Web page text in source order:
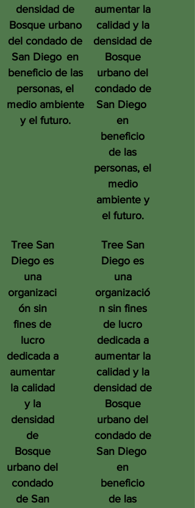
densidad de
Bosque urbano
del condado de
San Diego en
beneficio de las
personas, el
medio ambiente
y el futuro.
Tree San
Diego es
una
organizaci
ón sin
fines de
lucro
dedicada a
aumentar
la calidad
y la
densidad
de
Bosque
urbano del
condado
de San
aumentar la
calidad y la
densidad de
Bosque
urbano del
condado de
San Diego
en
beneficio
de las
personas, el
medio
ambiente y
el futuro.
Tree San
Diego es
una
organizació
n sin fines
de lucro
dedicada a
aumentar la
calidad y la
densidad de
Bosque
urbano del
condado de
San Diego
en
beneficio
de las